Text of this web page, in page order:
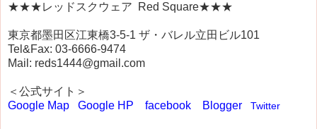
★★★レッドスクウェア Red Square★★★
東京都墨田区江東橋3-5-1 ザ・バレル立田ビル101
Tel&Fax: 03-6666-9474
Mail: reds1444@gmail.com
＜公式サイト＞
Google Map
Google HP facebook Blogger Twitter